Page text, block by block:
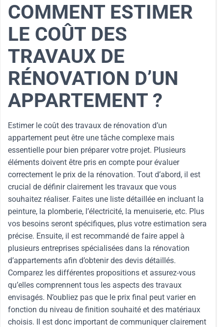
COMMENT ESTIMER
LE COÛT DES
TRAVAUX DE
RÉNOVATION D’UN
APPARTEMENT ?
Estimer le coût des travaux de rénovation d’un
appartement peut être une tâche complexe mais
essentielle pour bien préparer votre projet. Plusieurs
éléments doivent être pris en compte pour évaluer
correctement le prix de la rénovation. Tout d’abord, il est
crucial de définir clairement les travaux que vous
souhaitez réaliser. Faites une liste détaillée en incluant la
peinture, la plomberie, l’électricité, la menuiserie, etc. Plus
vos besoins seront spécifiques, plus votre estimation sera
précise. Ensuite, il est recommandé de faire appel à
plusieurs entreprises spécialisées dans la rénovation
d’appartements afin d’obtenir des devis détaillés.
Comparez les différentes propositions et assurez-vous
qu’elles comprennent tous les aspects des travaux
envisagés. N’oubliez pas que le prix final peut varier en
fonction du niveau de finition souhaité et des matériaux
choisis. Il est donc important de communiquer clairement